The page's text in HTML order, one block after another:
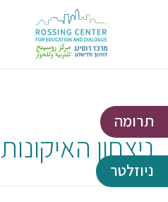
ניצחון האיקונות
תרומה
ניוזלטר